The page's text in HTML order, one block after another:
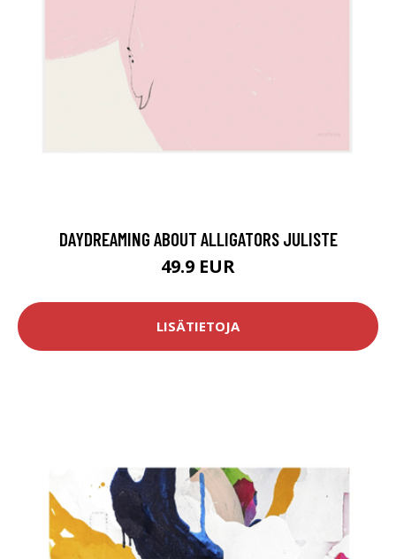
DAYDREAMING ABOUT ALLIGATORS JULISTE
49.9 EUR
LISÄTIETOJA